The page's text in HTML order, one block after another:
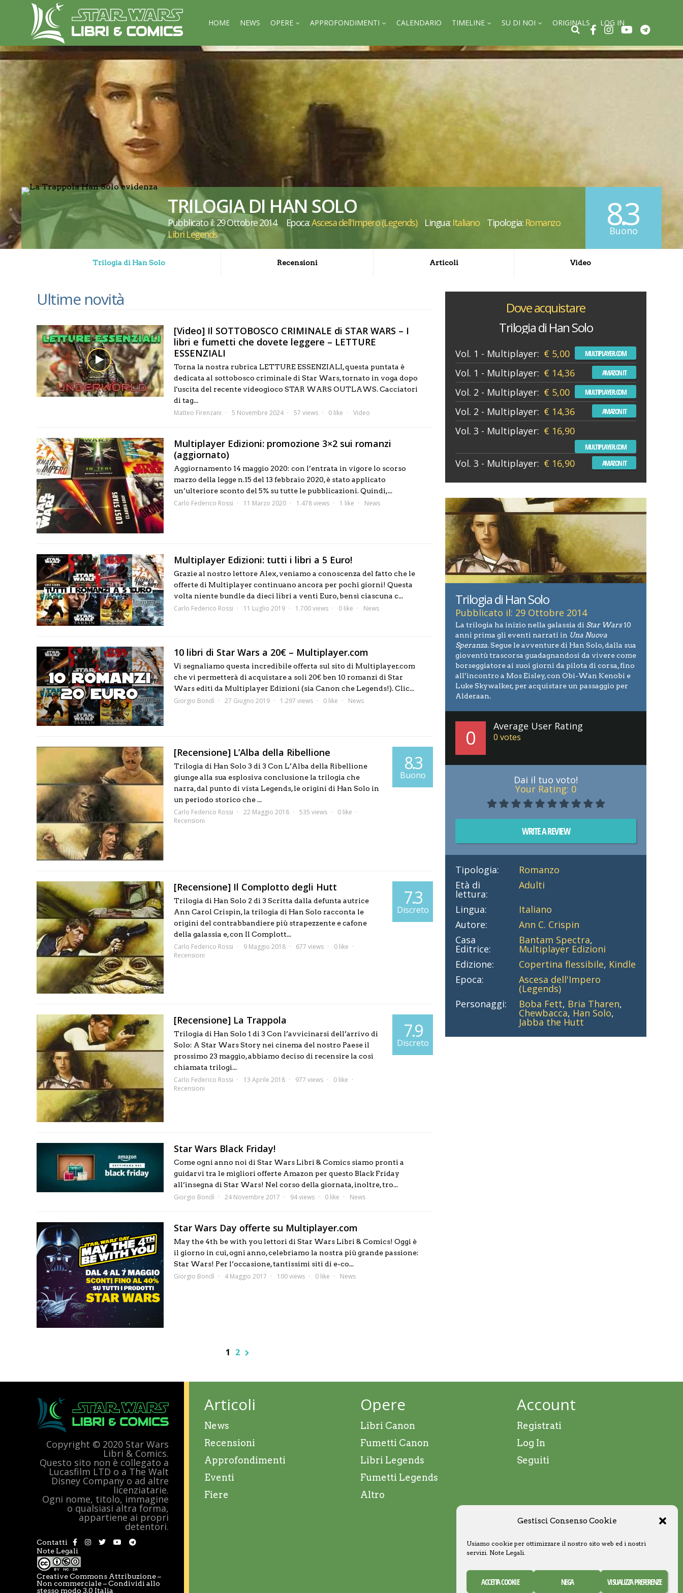
Gestisci Consenso Cookie
Usiamo cookie per ottimizzare il nostro sito web ed i nostri
servizi. Note Legali.
ACCETTA COOKIE NEGA VISUALIZZA PREFERENZE
HOME NEWS OPERE APPROFONDIMENTI CALENDARIO TIMELINE SU DI NOI ORIGINALS LOG IN
TRILOGIA DI HAN SOLO
Pubblicato il: 29 Ottobre 2014 Epoca:Ascesa dell'Impero (Legends) Lingua: Italiano Tipologia: Romanzo
Libri Legends
8.3
Buono
Trilogia di Han Solo Recensioni Articoli Video
Ultime novità
[Video] Il SOTTOBOSCO CRIMINALE di STAR WARS – I
libri e fumetti che dovete leggere – LETTURE
ESSENZIALI
Torna la nostra rubrica LETTURE ESSENZIALI, questa puntata è
dedicata al sottobosco criminale di Star Wars, tornato in voga dopo
l'uscita del recente videogioco STAR WARS OUTLAWS. Cacciatori
di tag...
Matteo Firenzani 5 Novembre 2024 57 views 0 like Video
Multiplayer Edizioni: promozione 3×2 sui romanzi
(aggiornato)
Aggiornamento 14 maggio 2020: con l’entrata in vigore lo scorso
marzo della legge n.15 del 13 febbraio 2020, è stato applicato
un’ulteriore sconto del 5% su tutte le pubblicazioni. Quindi,...
Carlo Federico Rossi 11 Marzo 2020 1.478 views 1 like News
Multiplayer Edizioni: tutti i libri a 5 Euro!
Grazie al nostro lettore Alex, veniamo a conoscenza del fatto che le
offerte di Multiplayer continuano ancora per pochi giorni! Questa
volta niente bundle da dieci libri a venti Euro, bensì ciascuna c...
Carlo Federico Rossi 11 Luglio 2019 1.700 views 0 like News
10 libri di Star Wars a 20€ – Multiplayer.com
Vi segnaliamo questa incredibile offerta sul sito di Multiplayer.com
che vi permetterà di acquistare a soli 20€ ben 10 romanzi di Star
Wars editi da Multiplayer Edizioni (sia Canon che Legends!). Clic...
Giorgio Bondì 27 Giugno 2019 1.297 views 0 like News
[Recensione] L’Alba della Ribellione
Trilogia di Han Solo 3 di 3 Con L’Alba della Ribellione
giunge alla sua esplosiva conclusione la trilogia che
narra, dal punto di vista Legends, le origini di Han Solo in
un periodo storico che ...
Carlo Federico Rossi 22 Maggio 2018 535 views
0 like
Recensioni
8.3
Buono
[Recensione] Il Complotto degli Hutt
Trilogia di Han Solo 2 di 3 Scritta dalla defunta autrice
Ann Carol Crispin, la trilogia di Han Solo racconta le
origini del contrabbandiere più strapezzente e cafone
della galassia e, con Il Complott...
Carlo Federico Rossi 9 Maggio 2018 677 views
0 like
Recensioni
7.3
Discreto
[Recensione] La Trappola
Trilogia di Han Solo 1 di 3 Con l’avvicinarsi dell’arrivo di
Solo: A Star Wars Story nei cinema del nostro Paese il
prossimo 23 maggio, abbiamo deciso di recensire la così
chiamata trilogi...
Carlo Federico Rossi 13 Aprile 2018 977 views
0 like
Recensioni
7.9
Discreto
Star Wars Black Friday!
Come ogni anno noi di Star Wars Libri & Comics siamo pronti a
guidarvi tra le migliori offerte Amazon per questo Black Friday
all’insegna di Star Wars! Nel corso della giornata, inoltre, tro...
Giorgio Bondì 24 Novembre 2017 94 views 0 like News
Star Wars Day offerte su Multiplayer.com
May the 4th be with you lettori di Star Wars Libri & Comics! Oggi è
il giorno in cui, ogni anno, celebriamo la nostra più grande passione:
Star Wars! Per l’occasione, tantissimi siti di e-co...
Giorgio Bondì 4 Maggio 2017 100 views 0 like News
1 2
Dove acquistare
Trilogia di Han Solo
Vol. 1 - Multiplayer: € 5,00 MULTIPLAYER.COM
Vol. 1 - Multiplayer: € 14,36 AMAZON IT
Vol. 2 - Multiplayer: € 5,00 MULTIPLAYER.COM
Vol. 2 - Multiplayer: € 14,36 AMAZON IT
Vol. 3 - Multiplayer: € 16,90
MULTIPLAYER.COM
Vol. 3 - Multiplayer: € 16,90 AMAZON IT
Trilogia di Han Solo
Pubblicato il: 29 Ottobre 2014
La trilogia ha inizio nella galassia di Star Wars10
anni prima gli eventi narrati in Una Nuova
Speranza. Segue le avventure di Han Solo, dalla sua
gioventù trascorsa guadagnandosi da vivere come
borseggiatore ai suoi giorni da pilota di corsa, fino
all’incontro a Mos Eisley, con Obi-Wan Kenobi e
Luke Skywalker, per acquistare un passaggio per
Alderaan.
0 Average User Rating
0 votes
Dai il tuo voto!
Your Rating: 0
WRITE A REVIEW
Tipologia:
Romanzo
Età di
lettura:
Adulti
Lingua:
Italiano
Autore:
Ann C. Crispin
Casa
Editrice:
Bantam Spectra,
Multiplayer Edizioni
Edizione:
Copertina flessibile, Kindle
Epoca:
Ascesa dell'Impero
(Legends)
Personaggi:
Boba Fett, Bria Tharen,
Chewbacca, Han Solo,
Jabba the Hutt
Copyright © 2020 Star Wars
Libri & Comics.
Questo sito non è collegato a
Lucasfilm LTD o a The Walt
Disney Company o ad altre
licenziatarie.
Ogni nome, titolo, immagine
o qualsiasi altra forma,
appartiene ai propri
detentori.
Contatti
Note Legali
Creative Commons Attribuzione –
Non commerciale – Condividi allo
stesso modo 3.0 Italia
Articoli
News
Recensioni
Approfondimenti
Eventi
Fiere
Opere
Libri Canon
Fumetti Canon
Libri Legends
Fumetti Legends
Altro
Account
Registrati
Log In
Seguiti